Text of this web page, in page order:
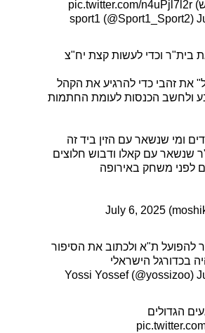
pic.twitter.com/n4uPjl7l2r
בית"ר וכדי לעשות קצת יח"צ
את זהבי כדי להרגיע את הקהל
ולחשב הכנסות לעומת החתמות
ומי שנשאר עם הזין ביד זה
שנשאר עם קאלו ודבוש חלוצים
לפני משחק באירופה
July 6, 2025
להפועל ת"א ולכתוב את הסיפור
בכדורגל הישראלי
הגדולים